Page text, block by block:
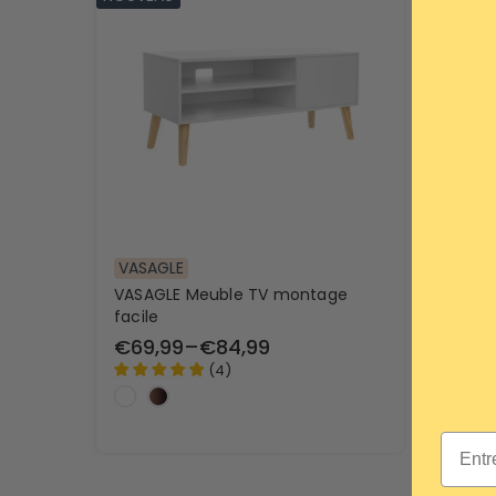
VASAGLE
VASAGLE Meuble TV montage
facile
€69,99–€84,99
(4)